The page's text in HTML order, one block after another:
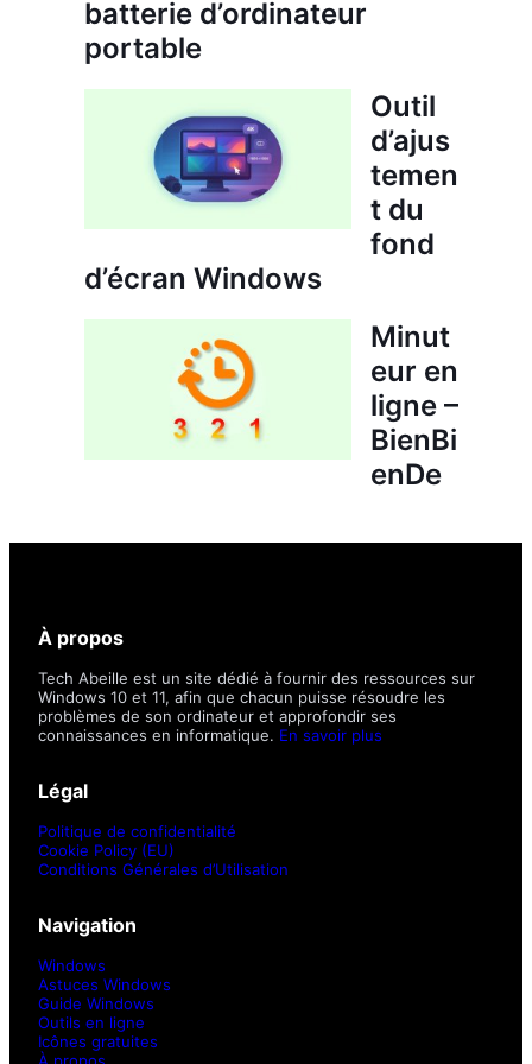
batterie d’ordinateur
portable
Outil
d’ajus
temen
t du
fond
d’écran Windows
Minut
eur en
ligne –
BienBi
enDe
À propos
Tech Abeille est un site dédié à fournir des ressources sur
Windows 10 et 11, afin que chacun puisse résoudre les
problèmes de son ordinateur et approfondir ses
connaissances en informatique. En savoir plus
Légal
Politique de confidentialité
Cookie Policy (EU)
Conditions Générales d’Utilisation
Navigation
Windows
Astuces Windows
Guide Windows
Outils en ligne
Icônes gratuites